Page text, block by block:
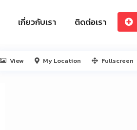
เกี่ยวกับเรา ติดต่อเรา
View My Location Fullscreen